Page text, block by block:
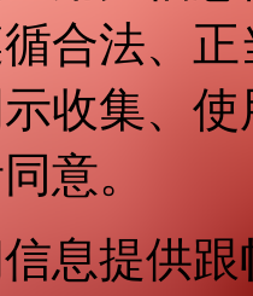
合法、
收集、
意。
信息提供